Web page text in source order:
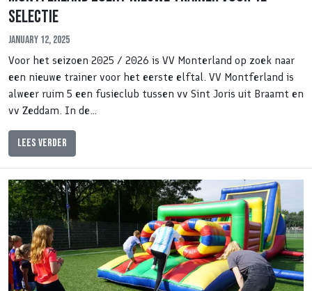
selectie
January 12, 2025
Voor het seizoen 2025 / 2026 is VV Monterland op zoek naar
een nieuwe trainer voor het eerste elftal. VV Montferland is
alweer ruim 5 een fusieclub tussen vv Sint Joris uit Braamt en
vv Zeddam. In de…
Lees verder